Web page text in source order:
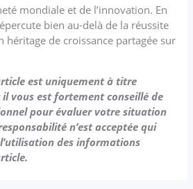
mondiale et de l’innovation. En
bien au-delà de la réussite
héritage de croissance partagée sur
est uniquement à titre
vous est fortement conseillé de
pour évaluer votre situation
n’est acceptée qui
des informations